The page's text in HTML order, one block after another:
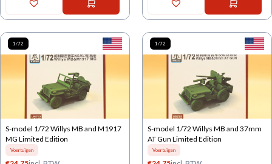
1/72
S-model 1/72 Willys MB and M1917
MG Limited Edition
Voertuigen
1/72
S-model 1/72 Willys MB and 37mm
AT Gun Limited Edition
Voertuigen